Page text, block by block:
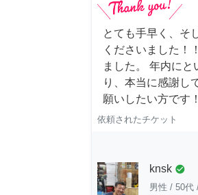
とても手早く、そ
くださいました！
ました。 年内に
り、本当に感謝し
願いしたい方です
依頼されたチケット
knsk check_circle
男性 / 50代